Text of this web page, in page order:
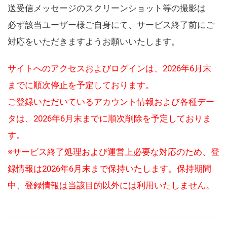
送受信メッセージのスクリーンショット等の撮影は
必ず該当ユーザー様ご自身にて、サービス終了前にご
対応をいただきますようお願いいたします。
サイトへのアクセスおよびログインは、2026年6月末
までに順次停止を予定しております。
ご登録いただいているアカウント情報および各種デー
タは、2026年6月末までに順次削除を予定しておりま
す。
※サービス終了処理および運営上必要な対応のため、登
録情報は2026年6月末まで保持いたします。保持期間
中、登録情報は当該目的以外には利用いたしません。